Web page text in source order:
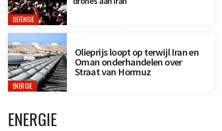
DEFENSIE
ENERGIE
Olieprijs loopt op terwijl Iran en
Oman onderhandelen over
Straat van Hormuz
ENERGIE